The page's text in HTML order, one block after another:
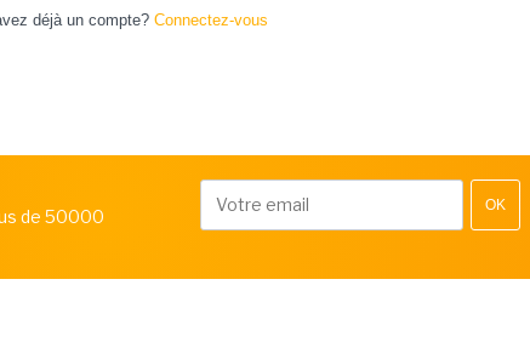
déjà un compte? Connectez-vous
de 50000
OK